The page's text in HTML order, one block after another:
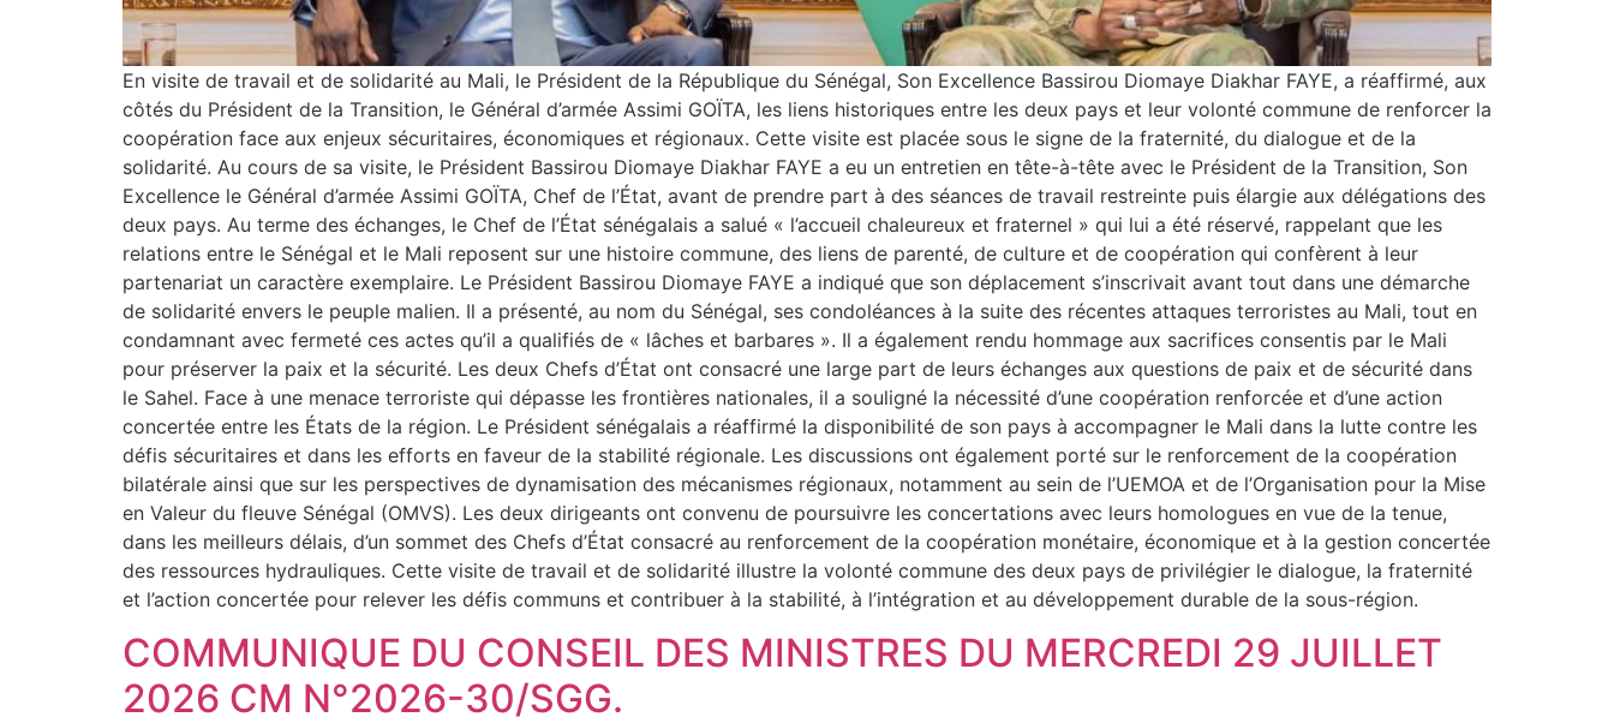
En visite de travail et de solidarité au Mali, le Président de la République du Sénégal, Son Excellence Bassirou Diomaye Diakhar FAYE, a réaffirmé, aux
côtés du Président de la Transition, le Général d’armée Assimi GOÏTA, les liens historiques entre les deux pays et leur volonté commune de renforcer la
coopération face aux enjeux sécuritaires, économiques et régionaux. Cette visite est placée sous le signe de la fraternité, du dialogue et de la
solidarité. Au cours de sa visite, le Président Bassirou Diomaye Diakhar FAYE a eu un entretien en tête-à-tête avec le Président de la Transition, Son
Excellence le Général d’armée Assimi GOÏTA, Chef de l’État, avant de prendre part à des séances de travail restreinte puis élargie aux délégations des
deux pays. Au terme des échanges, le Chef de l’État sénégalais a salué « l’accueil chaleureux et fraternel » qui lui a été réservé, rappelant que les
relations entre le Sénégal et le Mali reposent sur une histoire commune, des liens de parenté, de culture et de coopération qui confèrent à leur
partenariat un caractère exemplaire. Le Président Bassirou Diomaye FAYE a indiqué que son déplacement s’inscrivait avant tout dans une démarche
de solidarité envers le peuple malien. Il a présenté, au nom du Sénégal, ses condoléances à la suite des récentes attaques terroristes au Mali, tout en
condamnant avec fermeté ces actes qu’il a qualifiés de « lâches et barbares ». Il a également rendu hommage aux sacrifices consentis par le Mali
pour préserver la paix et la sécurité. Les deux Chefs d’État ont consacré une large part de leurs échanges aux questions de paix et de sécurité dans
le Sahel. Face à une menace terroriste qui dépasse les frontières nationales, il a souligné la nécessité d’une coopération renforcée et d’une action
concertée entre les États de la région. Le Président sénégalais a réaffirmé la disponibilité de son pays à accompagner le Mali dans la lutte contre les
défis sécuritaires et dans les efforts en faveur de la stabilité régionale. Les discussions ont également porté sur le renforcement de la coopération
bilatérale ainsi que sur les perspectives de dynamisation des mécanismes régionaux, notamment au sein de l’UEMOA et de l’Organisation pour la Mise
en Valeur du fleuve Sénégal (OMVS). Les deux dirigeants ont convenu de poursuivre les concertations avec leurs homologues en vue de la tenue,
dans les meilleurs délais, d’un sommet des Chefs d’État consacré au renforcement de la coopération monétaire, économique et à la gestion concertée
des ressources hydrauliques. Cette visite de travail et de solidarité illustre la volonté commune des deux pays de privilégier le dialogue, la fraternité
et l’action concertée pour relever les défis communs et contribuer à la stabilité, à l’intégration et au développement durable de la sous-région.
COMMUNIQUE DU CONSEIL DES MINISTRES DU MERCREDI 29 JUILLET
2026 CM N°2026-30/SGG.